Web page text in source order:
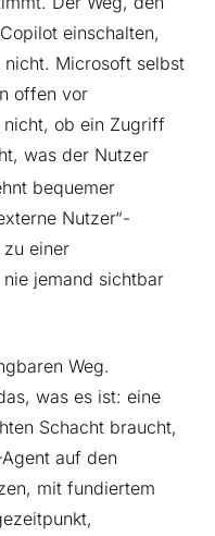
einschalten,
Microsoft selbst
offen vor
ob ein Zugriff
was der Nutzer
bequemer
Nutzer“-
einer
jemand sichtbar
Weg.
was es ist: eine
Schacht braucht,
auf den
mit fundiertem